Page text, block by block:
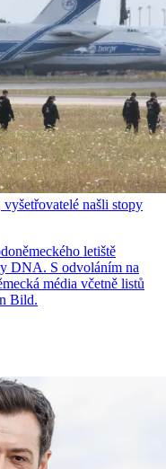
našli stopy
letiště
DNA. S odvoláním na
média včetně listů
Bild.